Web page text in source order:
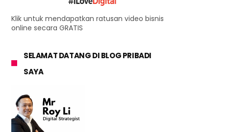
Klik untuk mendapatkan ratusan video bisnis
online secara GRATIS
SELAMAT DATANG DI BLOG PRIBADI
SAYA